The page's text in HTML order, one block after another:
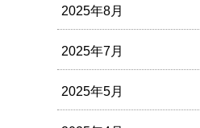
2025年8月
2025年7月
2025年5月